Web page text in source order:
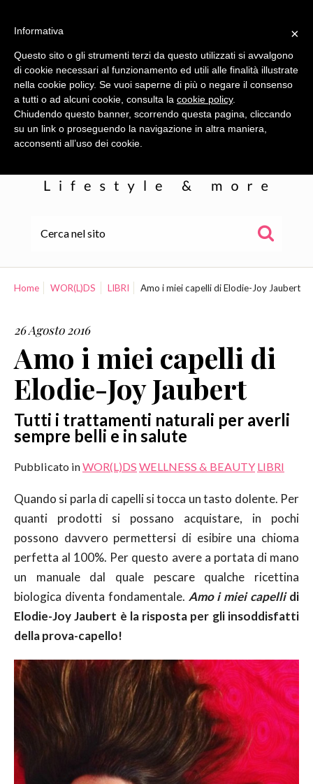
COLLABORAZIONI
CONTATTI
Home WOR(L)DS LIBRI Amo i miei capelli di Elodie-Joy Jaubert
26 Agosto 2016
Amo i miei capelli di
Elodie-Joy Jaubert
Tutti i trattamenti naturali per averli
sempre belli e in salute
Pubblicato inWOR(L)DS WELLNESS & BEAUTY LIBRI
Quando si parla di capelli si tocca un tasto dolente. Per
quanti prodotti si possano acquistare, in pochi
possono davvero permettersi di esibire una chioma
perfetta al 100%. Per questo avere a portata di mano
un manuale dal quale pescare qualche ricettina
biologica diventa fondamentale. Amo i miei capellidi
Elodie-Joy Jaubert è la risposta per gli insoddisfatti
della prova-capello!
×
Informativa
Questo sito o gli strumenti terzi da questo utilizzati si avvalgono
di cookie necessari al funzionamento ed utili alle finalità illustrate
nella cookie policy. Se vuoi saperne di più o negare il consenso
a tutti o ad alcuni cookie, consulta la cookie policy.
Chiudendo questo banner, scorrendo questa pagina, cliccando
su un link o proseguendo la navigazione in altra maniera,
acconsenti all’uso dei cookie.